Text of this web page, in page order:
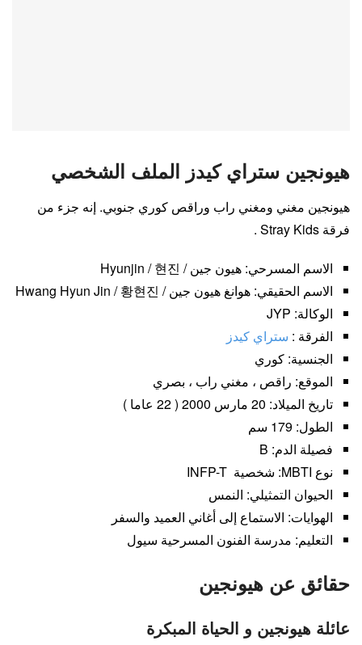
هيونجين ستراي كيدز الملف الشخصي
هيونجين مغني ومغني راب وراقص كوري جنوبي. إنه جزء من
فرقة Stray Kids .
الاسم المسرحي: هيون جين / Hyunjin / 현진
الاسم الحقيقي: هوانغ هيون جين / Hwang Hyun Jin / 황현진
الوكالة: JYP
الفرقة : ستراي كيدز
الجنسية: كوري
الموقع: راقص ، مغني راب ، بصري
تاريخ الميلاد: 20 مارس 2000 ( 22 عاما )
الطول: 179 سم
فصيلة الدم: B
نوع MBTI: شخصية INFP-T
الحيوان التمثيلي: النمس
الهوايات: الاستماع إلى أغاني العميد والسفر
التعليم: مدرسة الفنون المسرحية سيول
حقائق عن هيونجين
عائلة هيونجين و الحياة المبكرة